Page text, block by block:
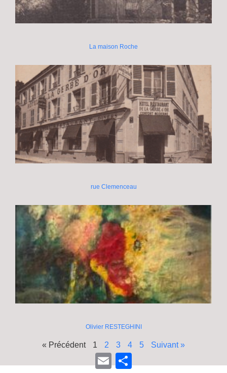
La maison Roche
rue Clemenceau
Olivier RESTEGHINI
« Précédent 1 2 3 4 5 Suivant »
E
m
a